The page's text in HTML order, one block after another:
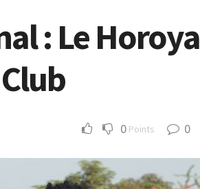
: Le Horoya
0 Points 0